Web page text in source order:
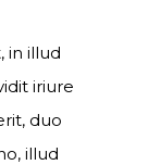
in illud
iriure
duo
illud